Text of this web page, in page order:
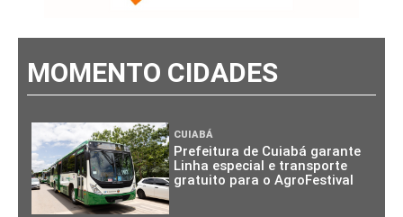
MOMENTO CIDADES
CUIABÁ
Prefeitura de Cuiabá garante
Linha especial e transporte
gratuito para o AgroFestival